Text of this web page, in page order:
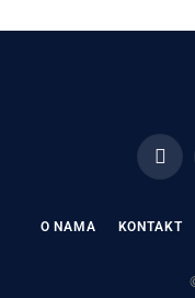
O NAMA KONTAKT